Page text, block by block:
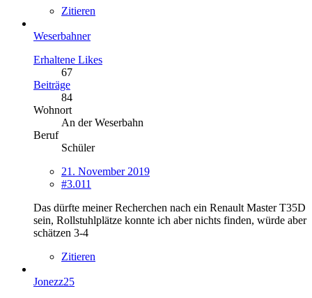
Zitieren
Weserbahner
Erhaltene Likes
67
Beiträge
84
Wohnort
An der Weserbahn
Beruf
Schüler
21. November 2019
#3.011
Das dürfte meiner Recherchen nach ein Renault Master T35D
sein, Rollstuhlplätze konnte ich aber nichts finden, würde aber
schätzen 3-4
Zitieren
Jonezz25